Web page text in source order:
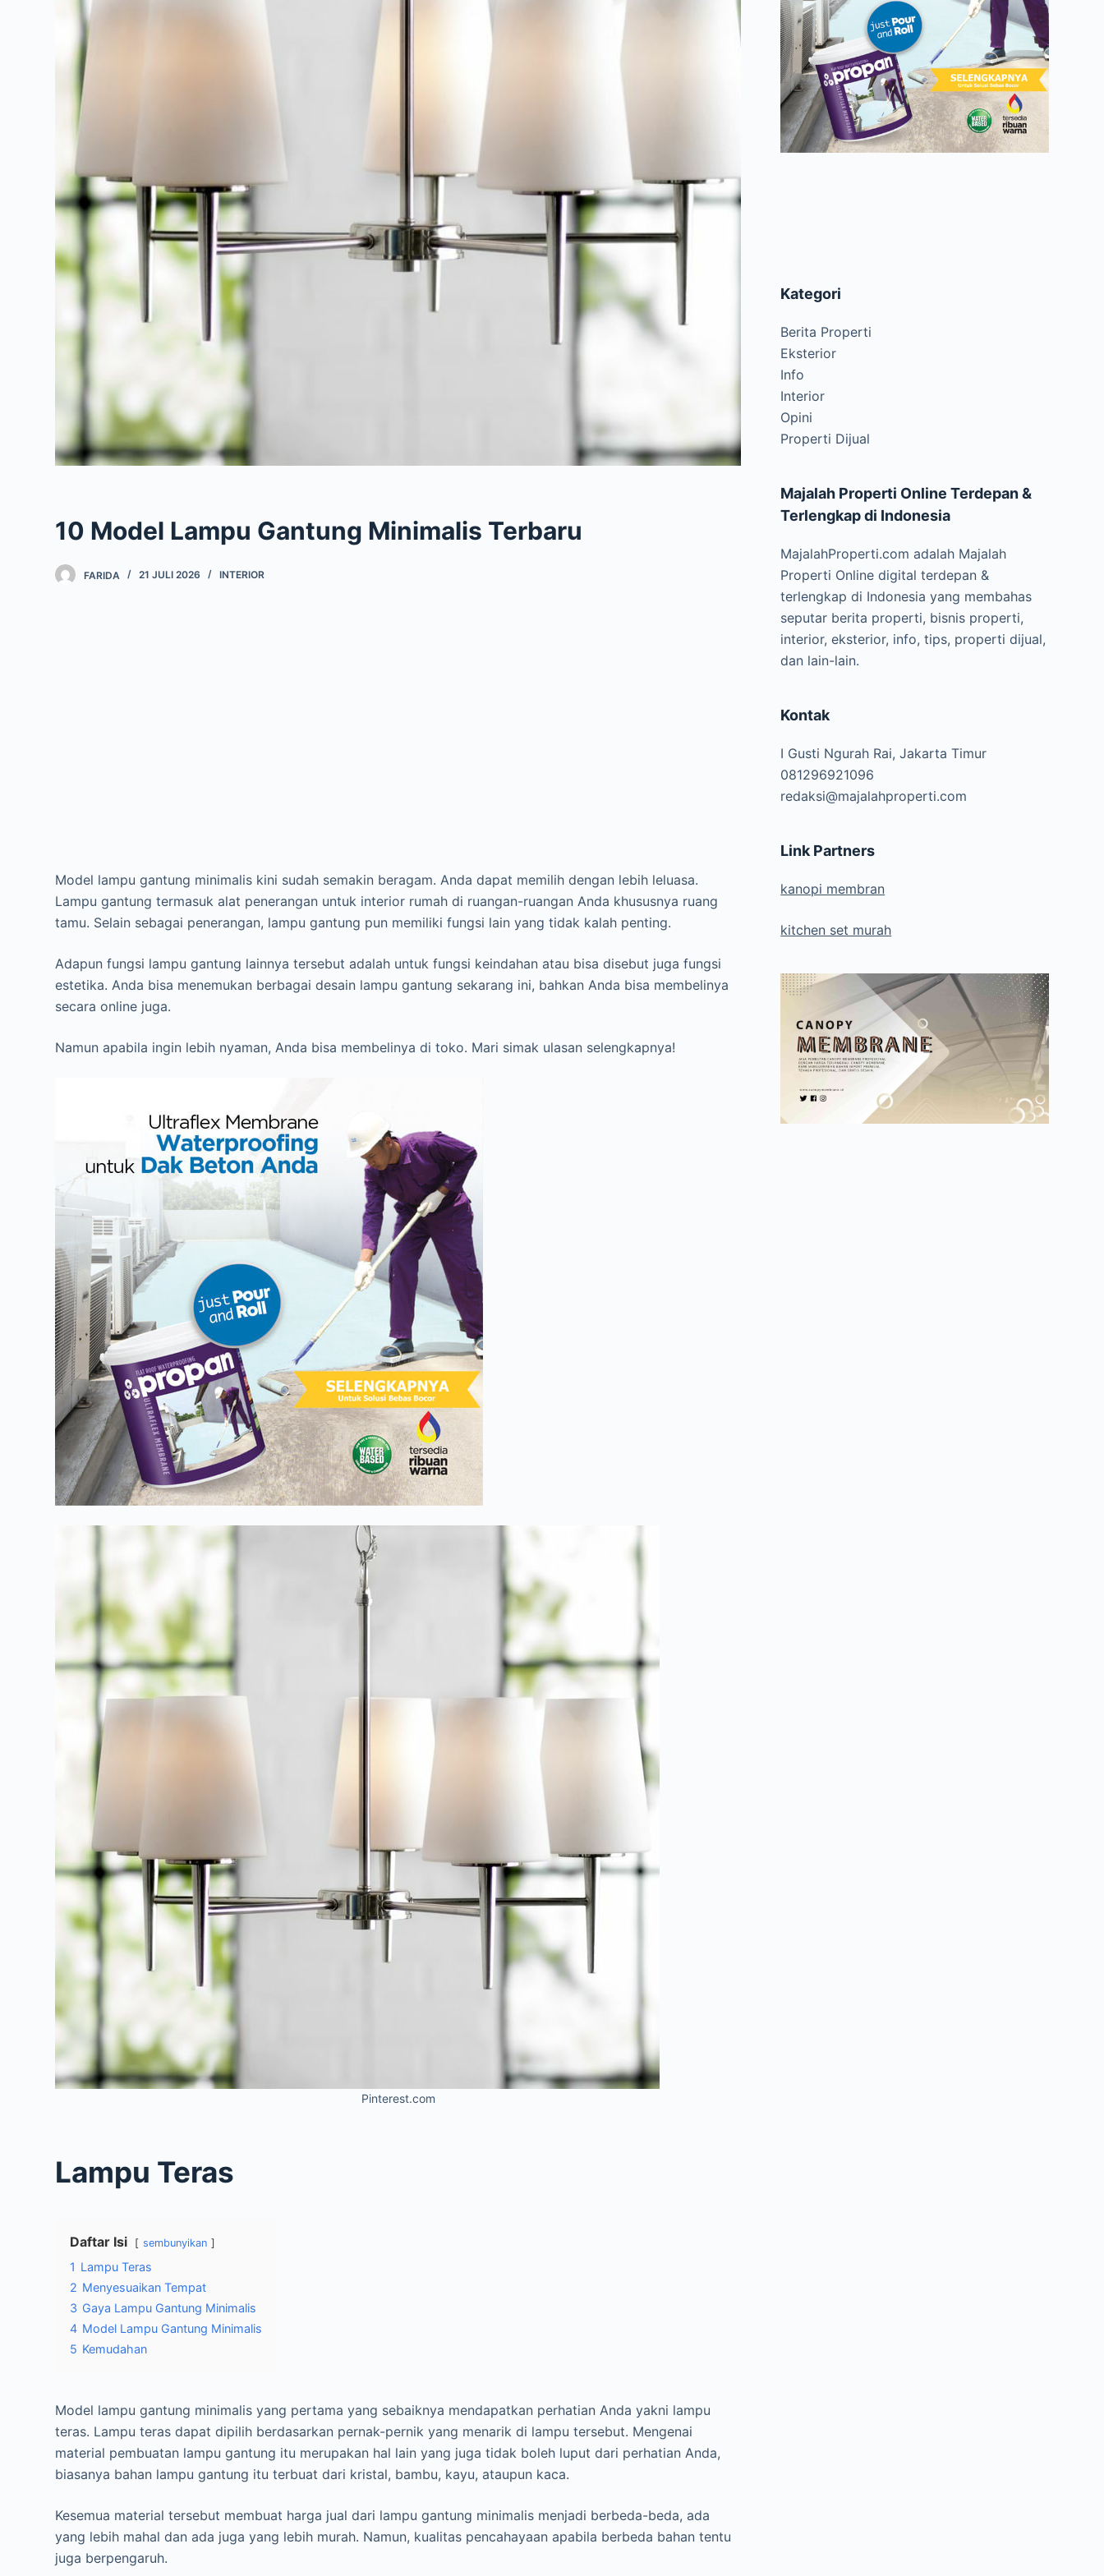
10 Model Lampu Gantung Minimalis Terbaru
FARIDA 21 JULI 2026 INTERIOR
Model lampu gantung minimalis kini sudah semakin beragam. Anda dapat memilih dengan lebih leluasa.
Lampu gantung termasuk alat penerangan untuk interior rumah di ruangan-ruangan Anda khususnya ruang
tamu. Selain sebagai penerangan, lampu gantung pun memiliki fungsi lain yang tidak kalah penting.
Adapun fungsi lampu gantung lainnya tersebut adalah untuk fungsi keindahan atau bisa disebut juga fungsi
estetika. Anda bisa menemukan berbagai desain lampu gantung sekarang ini, bahkan Anda bisa membelinya
secara online juga.
Namun apabila ingin lebih nyaman, Anda bisa membelinya di toko. Mari simak ulasan selengkapnya!
Pinterest.com
Lampu Teras
Daftar Isi sembunyikan
1 Lampu Teras
2 Menyesuaikan Tempat
3 Gaya Lampu Gantung Minimalis
4 Model Lampu Gantung Minimalis
5 Kemudahan
Model lampu gantung minimalis yang pertama yang sebaiknya mendapatkan perhatian Anda yakni lampu
teras. Lampu teras dapat dipilih berdasarkan pernak-pernik yang menarik di lampu tersebut. Mengenai
material pembuatan lampu gantung itu merupakan hal lain yang juga tidak boleh luput dari perhatian Anda,
biasanya bahan lampu gantung itu terbuat dari kristal, bambu, kayu, ataupun kaca.
Kesemua material tersebut membuat harga jual dari lampu gantung minimalis menjadi berbeda-beda, ada
yang lebih mahal dan ada juga yang lebih murah. Namun, kualitas pencahayaan apabila berbeda bahan tentu
juga berpengaruh.
Kategori
Berita Properti
Eksterior
Info
Interior
Opini
Properti Dijual
Majalah Properti Online Terdepan &
Terlengkap di Indonesia
MajalahProperti.com adalah Majalah
Properti Online digital terdepan &
terlengkap di Indonesia yang membahas
seputar berita properti, bisnis properti,
interior, eksterior, info, tips, properti dijual,
dan lain-lain.
Kontak
I Gusti Ngurah Rai, Jakarta Timur
081296921096
redaksi@majalahproperti.com
Link Partners
kanopi membran
kitchen set murah